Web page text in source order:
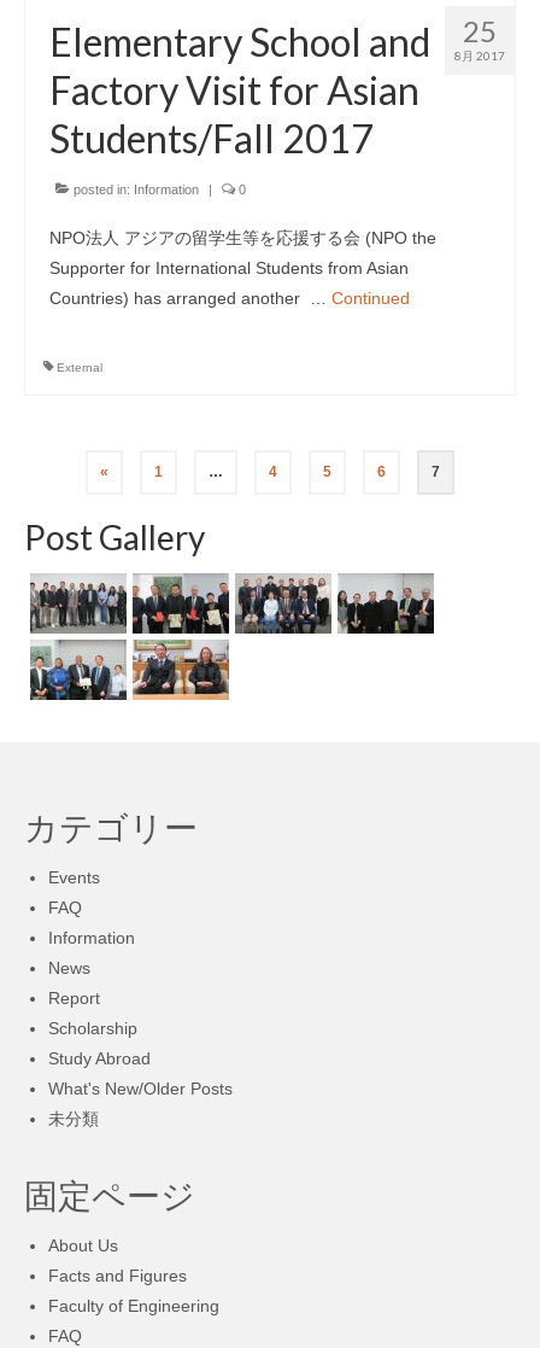
25
8月 2017
Elementary School and
Factory Visit for Asian
Students/Fall 2017
posted in: Information | 0
NPO法人 アジアの留学生等を応援する会 (NPO the
Supporter for International Students from Asian
Countries) has arranged another … Continued
External
稿
の
ペ
ー
ジ
り
« 1 … 4 5 6 7
Post Gallery
カテゴリー
Events
FAQ
Information
News
Report
Scholarship
Study Abroad
What's New/Older Posts
未分類
固定ページ
About Us
Facts and Figures
Faculty of Engineering
FAQ